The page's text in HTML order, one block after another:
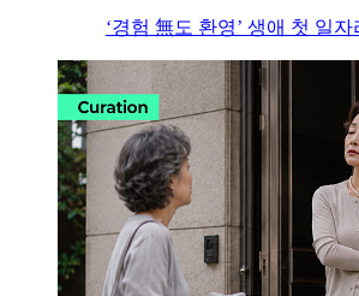
‘경험 無도 환영’ 생애 첫 일